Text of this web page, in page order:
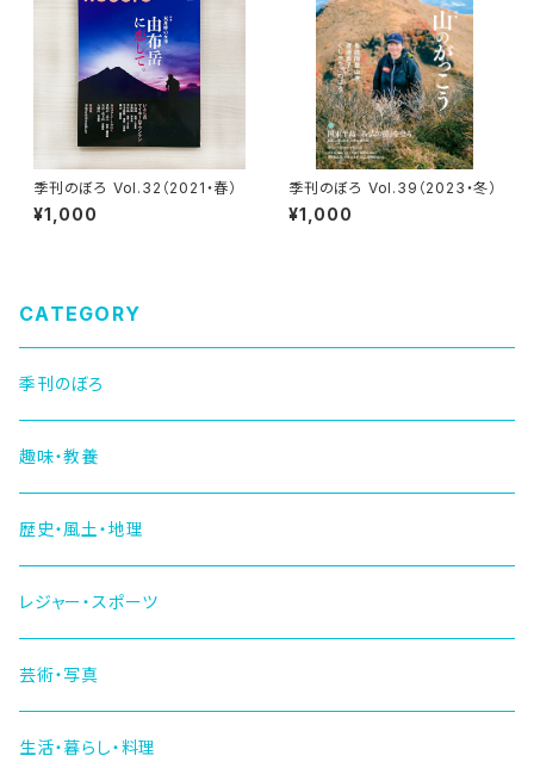
季刊のぼろ Vol.32（2021・春）
¥1,000
季刊のぼろ Vol.39（2023・冬）
¥1,000
CATEGORY
季刊のぼろ
趣味・教養
歴史・風土・地理
レジャー・スポーツ
芸術・写真
生活・暮らし・料理